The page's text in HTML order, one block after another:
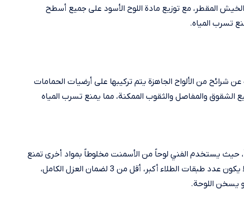
المقطر، مع توزيع مادة اللوح الأسود على جميع أسطح
تسرب المياه.
شرائح من الألواح الجاهزة يتم تركيبها على أرضيات الحمامات
والمفاصل والثقوب الممكنة، مما يمنع تسرب المياه
حيث يستخدم الفني لوحاً من الأسمنت مخلوطاً بمواد أخرى تمنع
مرور الماء، ثم يقوم بدهان أرضيات الحمامات بها، كما يجب ألا يكون عدد طبقات الطلاء أكبر، أقل من 3 لضمان العزل الكامل،
يسخن اللوحة.